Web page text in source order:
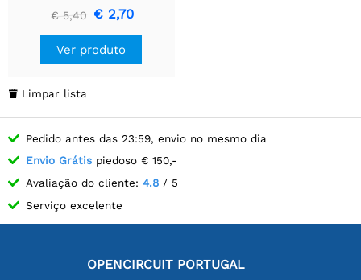
lento/autobloqueio wifi de
€ 5,40 € 2,70
Ver produto
 Limpar lista
Pedido antes das 23:59, envio no mesmo dia
Envio Grátis piedoso € 150,-
Avaliação do cliente: 4.8 / 5
Serviço excelente
OPENCIRCUIT PORTUGAL